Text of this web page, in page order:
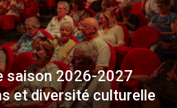
saison 2026-2027
et diversité culturelle